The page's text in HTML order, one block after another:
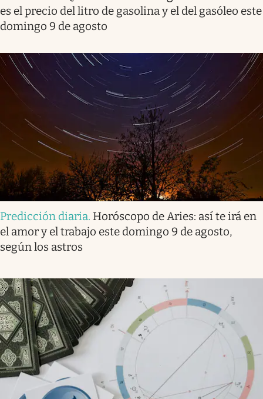
es el precio del litro de gasolina y el del gasóleo este
domingo 9 de agosto
Predicción diaria. Horóscopo de Aries: así te irá en
el amor y el trabajo este domingo 9 de agosto,
según los astros